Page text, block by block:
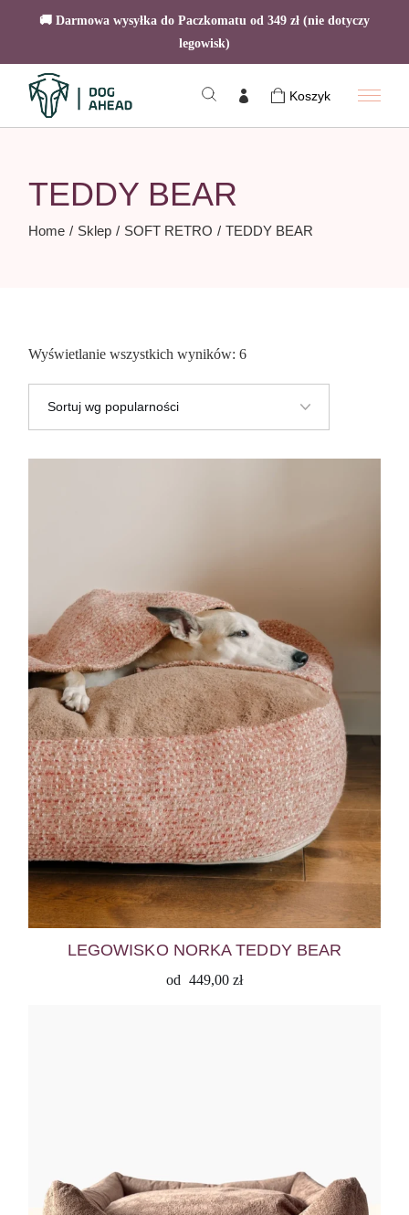
🚚 Darmowa wysyłka do Paczkomatu od 349 zł (nie dotyczy
legowisk)
content
Koszyk
TEDDY BEAR
Home Sklep SOFT RETRO TEDDY BEAR
Wyświetlanie wszystkich wyników: 6
LEGOWISKO NORKA TEDDY BEAR
od 449,00 zł